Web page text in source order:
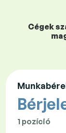
Cégek
1 pozíció